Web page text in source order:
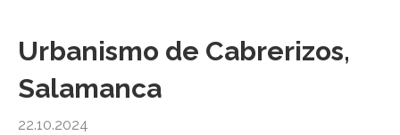
Urbanismo de Cabrerizos,
Salamanca
22.10.2024